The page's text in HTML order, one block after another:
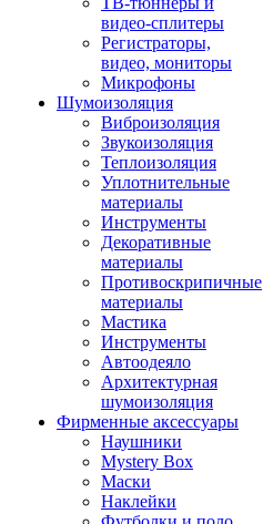
видео-сплитеры
Регистраторы,
видео, мониторы
Микрофоны
Шумоизоляция
Виброизоляция
Звукоизоляция
Теплоизоляция
Уплотнительные
материалы
Инструменты
Декоративные
материалы
Противоскрипичные
материалы
Мастика
Инструменты
Автоодеяло
Архитектурная
шумоизоляция
Фирменные аксессуары
Наушники
Mystery Box
Маски
Наклейки